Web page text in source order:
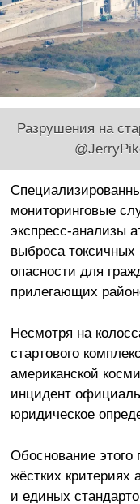
Разрушения на
мониторинговые
экспресс-анализы
выброса
опасности для
прилегающих
Несмотря на
стартового
американской
инцидент
юридическое
Обоснование этого
жёстких критериях
и единых